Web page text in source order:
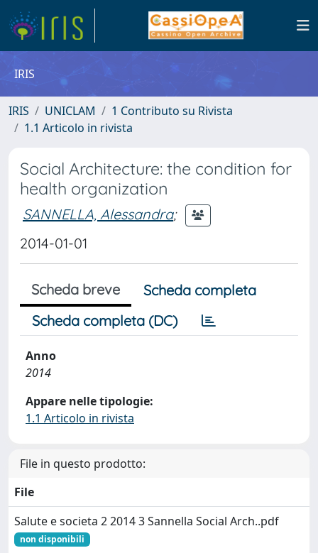
IRIS
IRIS UNICLAM
1 Contributo su Rivista
1.1 Articolo in rivista
Social Architecture: the condition for
health organization
SANNELLA, Alessandra;
2014-01-01
Scheda breve
Scheda completa
Scheda completa (DC)
Anno
2014
Appare nelle tipologie:
1.1 Articolo in rivista
File in questo prodotto:
File
Salute e societa 2 2014 3 Sannella Social Arch..pdf
non disponibili